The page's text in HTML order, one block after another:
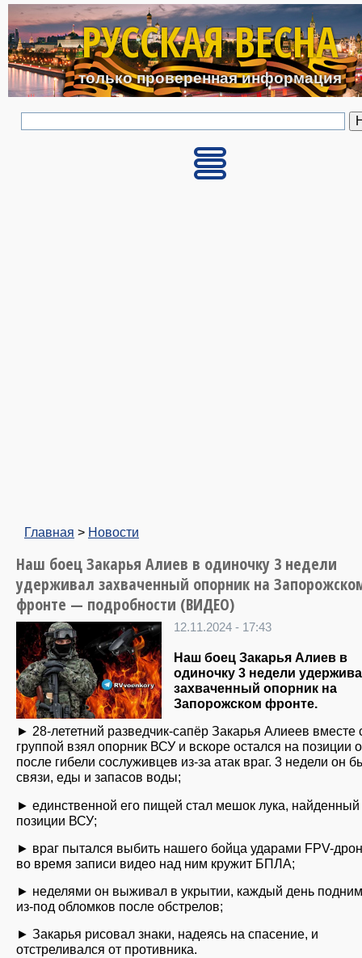
Перейти к основному
РУССКАЯ ВЕСНА
только проверенная информация
Главная > Новости
Наш боец Закарья Алиев в одиночку 3 недели
удерживал захваченный опорник на
фронте — подробности (ВИДЕО)
12.11.2024 - 17:43
Наш боец Закарья Алиев в
одиночку 3 недели
захваченный опорник на
Запорожском фронте.
► 28-лететний разведчик-сапёр Закарья Алиеев вместе
группой взял опорник ВСУ и вскоре остался на позиции
после гибели сослуживцев из-за атак враг. 3 недели он
связи, еды и запасов воды;
► единственной его пищей стал мешок лука, найденный
позиции ВСУ;
► враг пытался выбить нашего бойца ударами FPV-
во время записи видео над ним кружит БПЛА;
► неделями он выживал в укрытии, каждый день
из-под обломков после обстрелов;
► Закарья рисовал знаки, надеясь на спасение, и
отстреливался от противника.